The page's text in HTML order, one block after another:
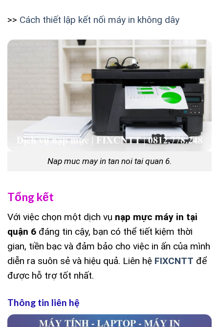
>> Cách thiết lập kết nối máy in không dây
Nap muc may in tan noi tai quan 6.
Tổng kết
Với việc chọn một dịch vụ nạp mực máy in tại
quận 6 đáng tin cậy, bạn có thể tiết kiệm thời
gian, tiền bạc và đảm bảo cho việc in ấn của mình
diễn ra suôn sẻ và hiệu quả. Liên hệ FIXCNTT để
được hỗ trợ tốt nhất.
Thông tin liên hệ